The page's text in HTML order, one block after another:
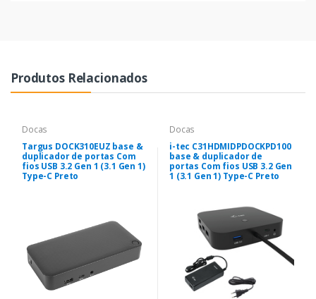
Produtos Relacionados
Docas
Targus DOCK310EUZ base &
duplicador de portas Com
fios USB 3.2 Gen 1 (3.1 Gen 1)
Type-C Preto
Docas
i-tec C31HDMIDPDOCKPD100
base & duplicador de
portas Com fios USB 3.2 Gen
1 (3.1 Gen 1) Type-C Preto